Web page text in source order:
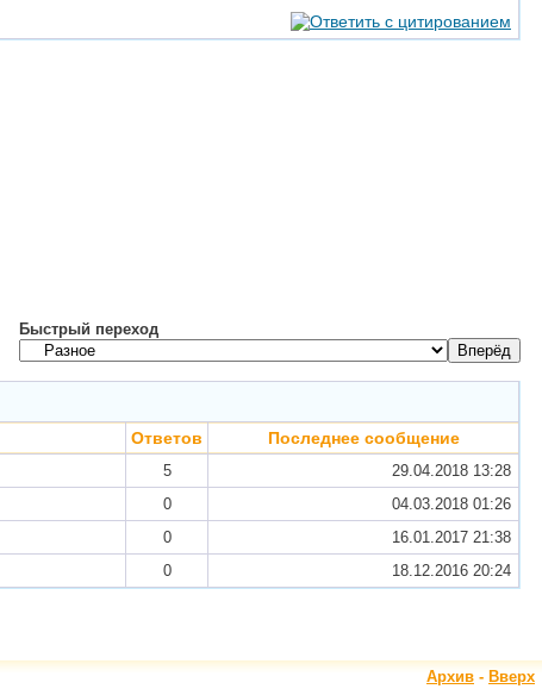
Быстрый переход
Ответов Последнее сообщение
5 29.04.2018 13:28
0 04.03.2018 01:26
0 16.01.2017 21:38
0 18.12.2016 20:24
Архив - Вверх